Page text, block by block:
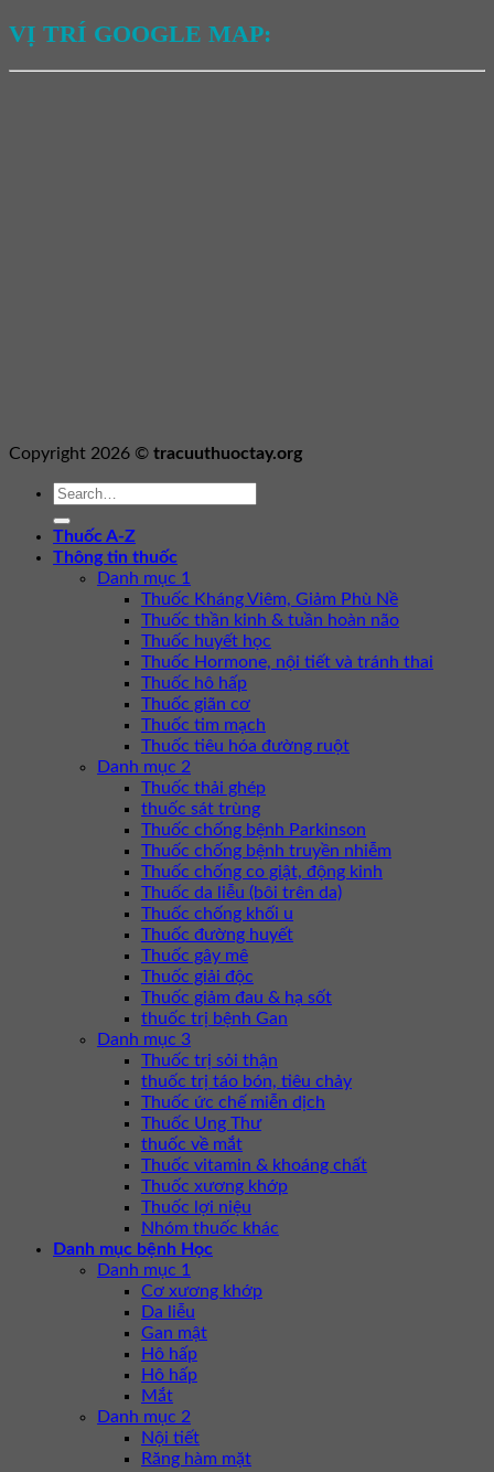
VỊ TRÍ GOOGLE MAP:
Copyright 2026 © tracuuthuoctay.org
Thuốc A-Z
Thông tin thuốc
Danh mục 1
Thuốc Kháng Viêm, Giảm Phù Nề
Thuốc thần kinh & tuần hoàn não
Thuốc huyết học
Thuốc Hormone, nội tiết và tránh thai
Thuốc hô hấp
Thuốc giãn cơ
Thuốc tim mạch
Thuốc tiêu hóa đường ruột
Danh mục 2
Thuốc thải ghép
thuốc sát trùng
Thuốc chống bệnh Parkinson
Thuốc chống bệnh truyền nhiễm
Thuốc chống co giật, động kinh
Thuốc da liễu (bôi trên da)
Thuốc chống khối u
Thuốc đường huyết
Thuốc gây mê
Thuốc giải độc
Thuốc giảm đau & hạ sốt
thuốc trị bệnh Gan
Danh mục 3
Thuốc trị sỏi thận
thuốc trị táo bón, tiêu chảy
Thuốc ức chế miễn dịch
Thuốc Ung Thư
thuốc về mắt
Thuốc vitamin & khoáng chất
Thuốc xương khớp
Thuốc lợi niệu
Nhóm thuốc khác
Danh mục bệnh Học
Danh mục 1
Cơ xương khớp
Da liễu
Gan mật
Hô hấp
Hô hấp
Mắt
Danh mục 2
Nội tiết
Răng hàm mặt